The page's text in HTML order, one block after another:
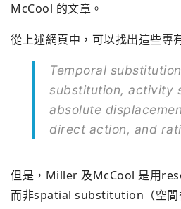
McCool 的文章。
從上述網頁中，可以找出這些專
Temporal
substitution, activity
absolute
direct action, and
但是，Miller 及McCool 是用
而非spatial substitution（空間